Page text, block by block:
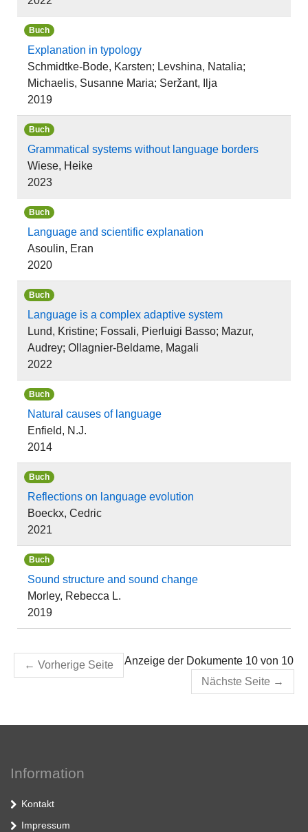
Buch
Explanation in typology
Schmidtke-Bode, Karsten; Levshina, Natalia;
Michaelis, Susanne Maria; Seržant, Ilja
2019
Buch
Grammatical systems without language borders
Wiese, Heike
2023
Buch
Language and scientific explanation
Asoulin, Eran
2020
Buch
Language is a complex adaptive system
Lund, Kristine; Fossali, Pierluigi Basso; Mazur,
Audrey; Ollagnier-Beldame, Magali
2022
Buch
Natural causes of language
Enfield, N.J.
2014
Buch
Reflections on language evolution
Boeckx, Cedric
2021
Buch
Sound structure and sound change
Morley, Rebecca L.
2019
← Vorherige Seite
Anzeige der Dokumente 10 von 10
Nächste Seite →
Information
Kontakt
Impressum